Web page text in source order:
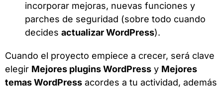
incorporar mejoras, nuevas funciones y
parches de seguridad (sobre todo cuando
decides actualizar WordPress).
Cuando el proyecto empiece a crecer, será clave
elegir Mejores plugins WordPress y Mejores
temas WordPress acordes a tu actividad, además